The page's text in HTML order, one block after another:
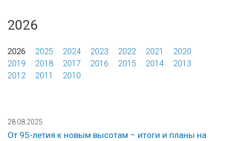
2026
2026 2025 2024 2023 2022 2021
2020
2019
2018 2017 2016 2015 2014
2013
2012
2011 2010
28.08.2025
От 95-летия к новым высотам – итоги и планы на